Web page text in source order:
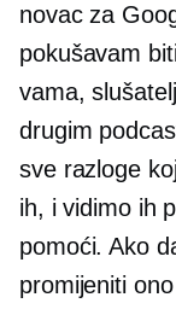
novac za
pokušavam
vama,
drugim
sve razloge
ih, i vidimo ih
pomoći. Ako
promijeniti